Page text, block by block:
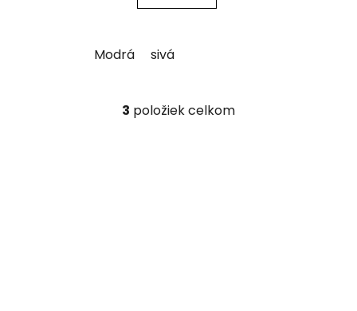
Modrá sivá
O
3 položiek celkom